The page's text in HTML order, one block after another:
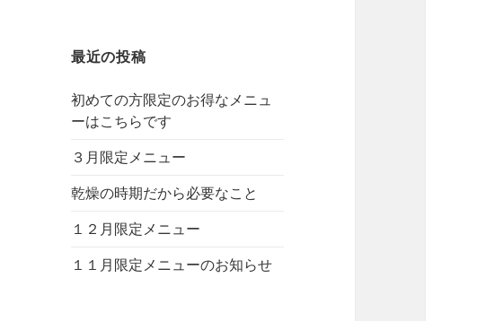
最近の投稿
初めての方限定のお得なメニュ
ーはこちらです
３月限定メニュー
乾燥の時期だから必要なこと
１２月限定メニュー
１１月限定メニューのお知らせ